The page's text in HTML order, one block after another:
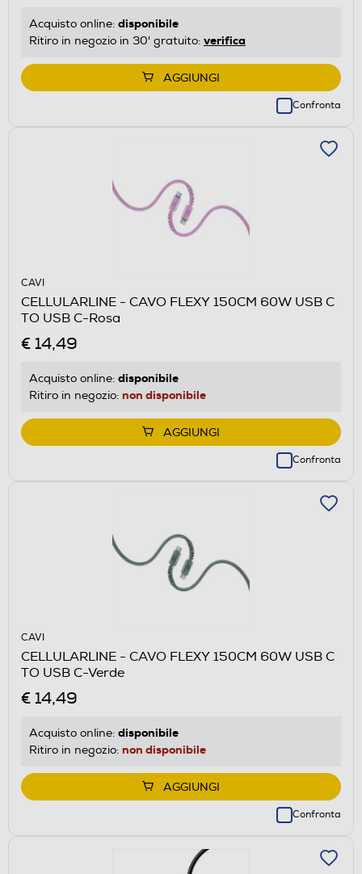
Acquisto online: disponibile
Ritiro in negozio in 30' gratuito: verifica
AGGIUNGI
Confronta
CAVI
CELLULARLINE - CAVO FLEXY 150CM 60W USB C
TO USB C-Rosa
€ 14,49
Acquisto online: disponibile
Ritiro in negozio: non disponibile
AGGIUNGI
Confronta
CAVI
CELLULARLINE - CAVO FLEXY 150CM 60W USB C
TO USB C-Verde
€ 14,49
Acquisto online: disponibile
Ritiro in negozio: non disponibile
AGGIUNGI
Confronta